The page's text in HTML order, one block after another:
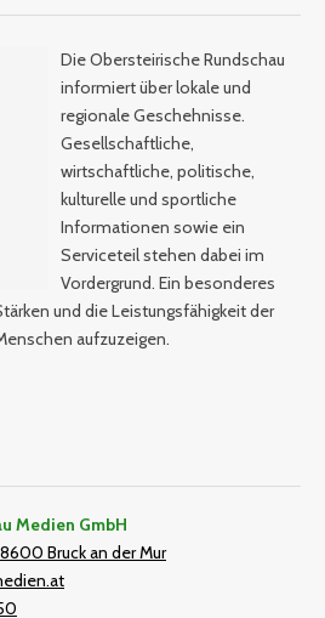
Die Obersteirische Rundschau
informiert über lokale und
regionale Geschehnisse.
Gesellschaftliche,
wirtschaftliche, politische,
kulturelle und sportliche
Informationen sowie ein
Serviceteil stehen dabei im
Vordergrund. Ein besonderes
und die Leistungsfähigkeit der
aufzuzeigen.
Medien GmbH
Bruck an der Mur